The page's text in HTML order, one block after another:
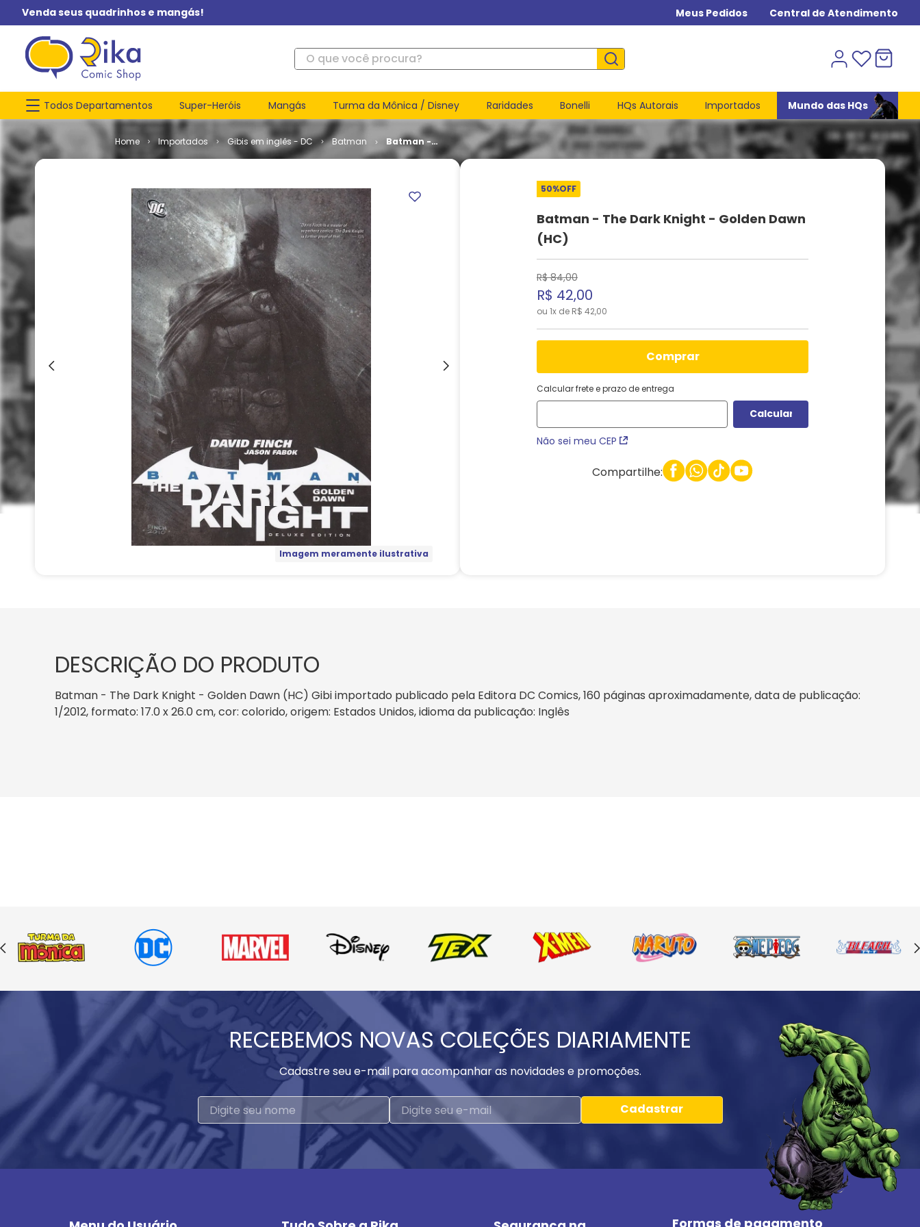
Venda seus quadrinhos e mangás! Meus Pedidos Central de Atendimento
O que você procura?
Todos Departamentos Super-Heróis Mangás Turma da Mônica / Disney Raridades Bonelli HQs Autorais Importados Mundo das HQs
Importados Gibis em inglês - DC Batman
Batman -
The Dark
Dawn (HC)
Imagem meramente ilustrativa
50%OFF
Batman - The Dark Knight - Golden Dawn
(HC)
R$ 84,00
R$ 42,00
ou 1x de R$ 42,00
comprar
Calcular frete e prazo de entrega
Não sei meu CEP
Compartilhe:
DESCRIÇÃO DO PRODUTO
Batman - The Dark Knight - Golden Dawn (HC) Gibi importado publicado pela Editora DC Comics, 160 páginas aproximadamente, data de publicação:
1/2012, formato: 17.0 x 26.0 cm, cor: colorido, origem: Estados Unidos, idioma da publicação: Inglês
RECEBEMOS NOVAS COLEÇÕES DIARIAMENTE
Cadastre seu e-mail para acompanhar as novidades e promoções.
Cadastrar
Formas de pagamento